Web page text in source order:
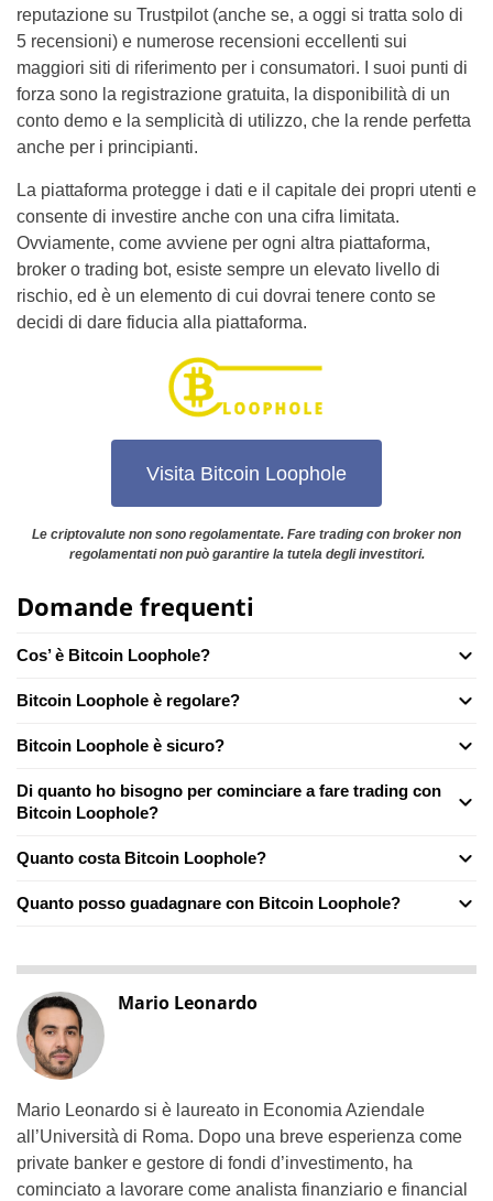
reputazione su Trustpilot (anche se, a oggi si tratta solo di
5 recensioni) e numerose recensioni eccellenti sui
maggiori siti di riferimento per i consumatori. I suoi punti di
forza sono la registrazione gratuita, la disponibilità di un
conto demo e la semplicità di utilizzo, che la rende perfetta
anche per i principianti.
La piattaforma protegge i dati e il capitale dei propri utenti e
consente di investire anche con una cifra limitata.
Ovviamente, come avviene per ogni altra piattaforma,
broker o trading bot, esiste sempre un elevato livello di
rischio, ed è un elemento di cui dovrai tenere conto se
decidi di dare fiducia alla piattaforma.
Visita Bitcoin Loophole
Le criptovalute non sono regolamentate. Fare trading con broker non
regolamentati non può garantire la tutela degli investitori.
Domande frequenti
Cos’ è Bitcoin Loophole?
Bitcoin Loophole è regolare?
Bitcoin Loophole è sicuro?
Di quanto ho bisogno per cominciare a fare trading con
Bitcoin Loophole?
Quanto costa Bitcoin Loophole?
Quanto posso guadagnare con Bitcoin Loophole?
Mario Leonardo
Mario Leonardo si è laureato in Economia Aziendale
all’Università di Roma. Dopo una breve esperienza come
private banker e gestore di fondi d’investimento, ha
cominciato a lavorare come analista finanziario e financial